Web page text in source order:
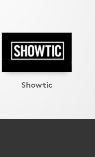
Showtic